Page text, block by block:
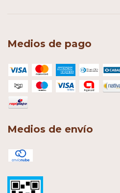
Medios de pago
Medios de envío